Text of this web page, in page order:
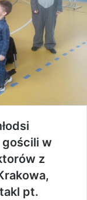
gościli w
z
pt.